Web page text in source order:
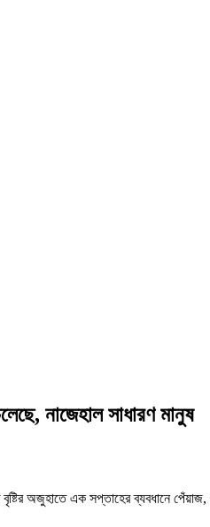
নাজেহাল সাধারণ মানুষ
অজুহাতে এক সপ্তাহের ব্যবধানে